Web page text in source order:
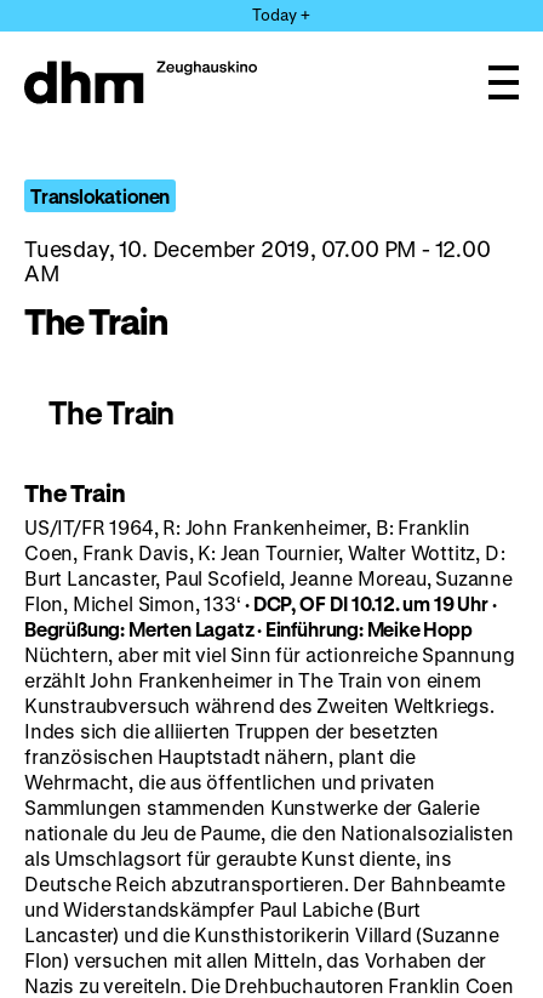
directly
the
Today +
Translokationen
Tuesday, 10. December 2019, 07.00 PM - 12.00
AM
The Train
The Train
The Train
US/IT/FR 1964, R: John Frankenheimer, B: Franklin
Coen, Frank Davis, K: Jean Tournier, Walter Wottitz, D:
Burt Lancaster, Paul Scofield, Jeanne Moreau, Suzanne
Flon, Michel Simon, 133‘· DCP, OF DI 10.12. um 19 Uhr ·
Begrüßung: Merten Lagatz· Einführung: Meike Hopp
Nüchtern, aber mit viel Sinn für actionreiche Spannung
erzählt John Frankenheimer in The Train von einem
Kunstraubversuch während des Zweiten Weltkriegs.
Indes sich die alliierten Truppen der besetzten
französischen Hauptstadt nähern, plant die
Wehrmacht, die aus öffentlichen und privaten
Sammlungen stammenden Kunstwerke der Galerie
nationale du Jeu de Paume, die den Nationalsozialisten
als Umschlagsort für geraubte Kunst diente, ins
Deutsche Reich abzutransportieren. Der Bahnbeamte
und Widerstandskämpfer Paul Labiche (Burt
Lancaster) und die Kunsthistorikerin Villard (Suzanne
Flon) versuchen mit allen Mitteln, das Vorhaben der
Nazis zu vereiteln. Die Drehbuchautoren Franklin Coen